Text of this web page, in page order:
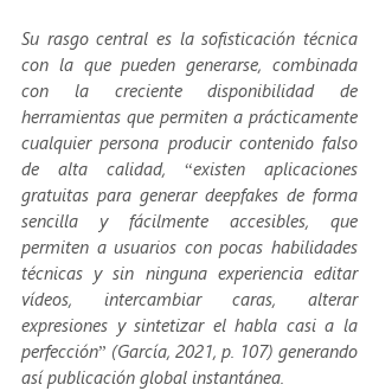
Su rasgo central es la sofisticación técnica
con la que pueden generarse, combinada
con la creciente disponibilidad de
herramientas que permiten a prácticamente
cualquier persona producir contenido falso
de alta calidad, “existen aplicaciones
gratuitas para generar deepfakes de forma
sencilla y fácilmente accesibles, que
permiten a usuarios con pocas habilidades
técnicas y sin ninguna experiencia editar
vídeos, intercambiar caras, alterar
expresiones y sintetizar el habla casi a la
perfección” (García, 2021, p. 107) generando
así publicación global instantánea.